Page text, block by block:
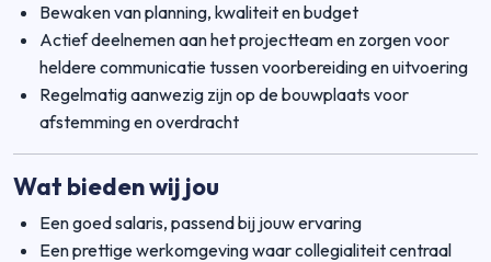
Bewaken van planning, kwaliteit en budget
Actief deelnemen aan het projectteam en zorgen voor
heldere communicatie tussen voorbereiding en uitvoering
Regelmatig aanwezig zijn op de bouwplaats voor
afstemming en overdracht
Wat bieden wij jou
Een goed salaris, passend bij jouw ervaring
Een prettige werkomgeving waar collegialiteit centraal